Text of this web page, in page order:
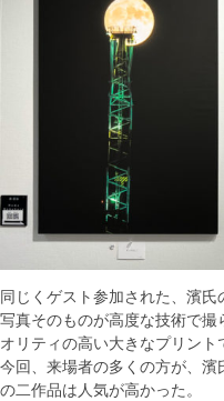
同じくゲスト参加された、濱氏
写真そのものが高度な技術で
オリティの高い大きなプリント
今回、来場者の多くの方が、濱
の二作品は人気が高かった。